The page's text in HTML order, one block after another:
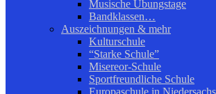
Musische Übungstage
Bandklassen…
Auszeichnungen & mehr
Kulturschule
“Starke Schule”
Misereor-Schule
Sportfreundliche Schule
Europaschule in